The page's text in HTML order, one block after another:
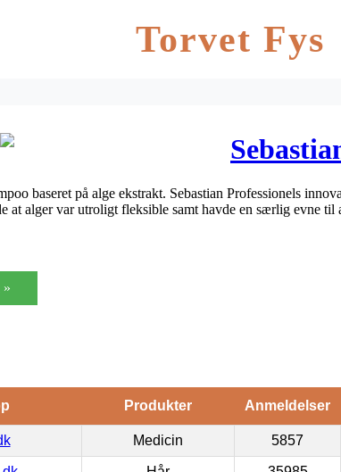
Torvet Fys
baseret på alge ekstrakt. Sebastian Professionels
at alger var utroligt fleksible samt havde en særlig evne til
»
Produkter Anmeldelser
Medicin 5857